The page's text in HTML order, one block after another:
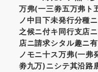
万弗(一三劵五万弗ト
ノ中目下未発行分種
之候ニ付キ同行支店
店ニ請求シタル趣ニ
ノモニ十ス万弗(一弗
劵九万)ニシテ其沿路